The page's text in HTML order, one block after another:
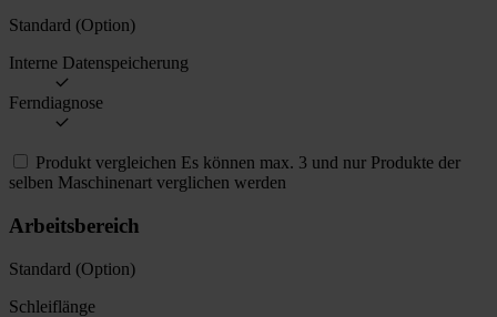
Standard (Option)
Interne Datenspeicherung
Ferndiagnose
Produkt vergleichen Es können max. 3 und nur Produkte der
selben Maschinenart verglichen werden
Arbeitsbereich
Standard (Option)
Schleiflänge